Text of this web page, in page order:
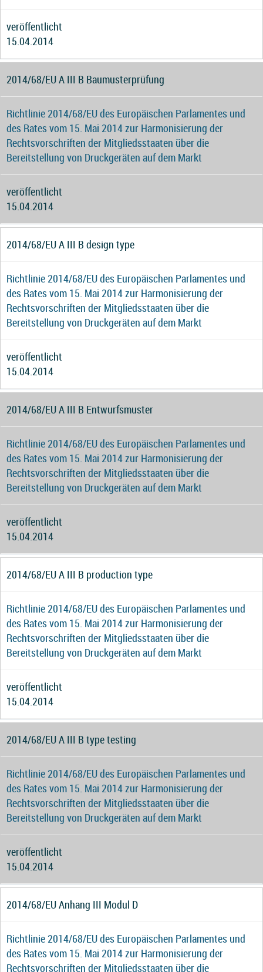
veröffentlicht
15.04.2014
2014/68/EU A III B Baumusterprüfung
Richtlinie 2014/68/EU des Europäischen Parlamentes und
des Rates vom 15. Mai 2014 zur Harmonisierung der
Rechtsvorschriften der Mitgliedsstaaten über die
Bereitstellung von Druckgeräten auf dem Markt
veröffentlicht
15.04.2014
2014/68/EU A III B design type
Richtlinie 2014/68/EU des Europäischen Parlamentes und
des Rates vom 15. Mai 2014 zur Harmonisierung der
Rechtsvorschriften der Mitgliedsstaaten über die
Bereitstellung von Druckgeräten auf dem Markt
veröffentlicht
15.04.2014
2014/68/EU A III B Entwurfsmuster
Richtlinie 2014/68/EU des Europäischen Parlamentes und
des Rates vom 15. Mai 2014 zur Harmonisierung der
Rechtsvorschriften der Mitgliedsstaaten über die
Bereitstellung von Druckgeräten auf dem Markt
veröffentlicht
15.04.2014
2014/68/EU A III B production type
Richtlinie 2014/68/EU des Europäischen Parlamentes und
des Rates vom 15. Mai 2014 zur Harmonisierung der
Rechtsvorschriften der Mitgliedsstaaten über die
Bereitstellung von Druckgeräten auf dem Markt
veröffentlicht
15.04.2014
2014/68/EU A III B type testing
Richtlinie 2014/68/EU des Europäischen Parlamentes und
des Rates vom 15. Mai 2014 zur Harmonisierung der
Rechtsvorschriften der Mitgliedsstaaten über die
Bereitstellung von Druckgeräten auf dem Markt
veröffentlicht
15.04.2014
2014/68/EU Anhang III Modul D
Richtlinie 2014/68/EU des Europäischen Parlamentes und
des Rates vom 15. Mai 2014 zur Harmonisierung der
Rechtsvorschriften der Mitgliedsstaaten über die